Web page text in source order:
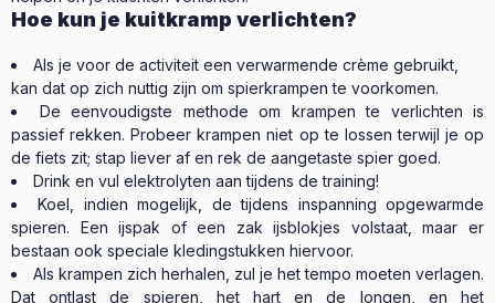
Hoe kun je kuitkramp verlichten?
Als je voor de activiteit een verwarmende crème gebruikt,
kan dat op zich nuttig zijn om spierkrampen te voorkomen.
De eenvoudigste methode om krampen te verlichten is
passief rekken. Probeer krampen niet op te lossen terwijl je op
de fiets zit; stap liever af en rek de aangetaste spier goed.
Drink en vul elektrolyten aan tijdens de training!
Koel, indien mogelijk, de tijdens inspanning opgewarmde
spieren. Een ijspak of een zak ijsblokjes volstaat, maar er
bestaan ook speciale kledingstukken hiervoor.
Als krampen zich herhalen, zul je het tempo moeten verlagen.
Dat ontlast de spieren, het hart en de longen, en het